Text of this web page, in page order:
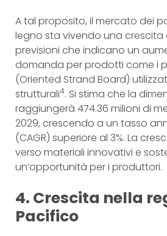
A tal proposito, il mercato dei
legno sta vivendo una
previsioni che indicano un
domanda per prodotti come i
(Oriented Strand Board)
strutturali4. Si stima che la
raggiungerà 474.36 milioni di
2029, crescendo a un tasso
(CAGR) superiore al 3%. La
verso materiali innovativi e
un’opportunità per i produttori.
4. Crescita nella
Pacifico